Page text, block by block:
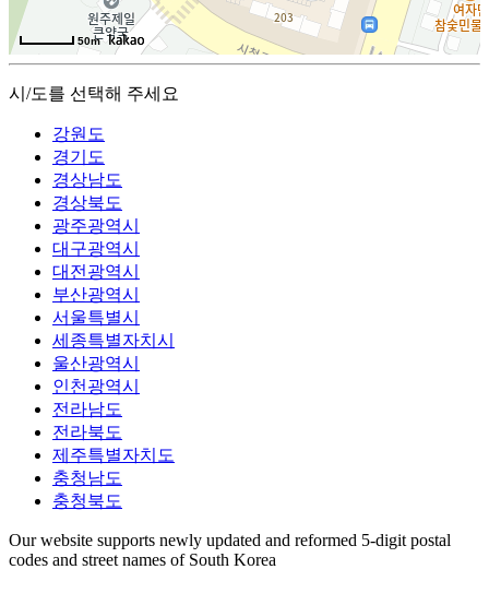
50m
시/도를 선택해 주세요
강원도
경기도
경상남도
경상북도
광주광역시
대구광역시
대전광역시
부산광역시
서울특별시
세종특별자치시
울산광역시
인천광역시
전라남도
전라북도
제주특별자치도
충청남도
충청북도
Our website supports newly updated and reformed 5-digit postal
codes and street names of South Korea